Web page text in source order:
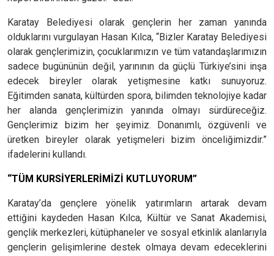
Karatay Belediyesi olarak gençlerin her zaman yanında
olduklarını vurgulayan Hasan Kılca, “Bizler Karatay Belediyesi
olarak gençlerimizin, çocuklarımızın ve tüm vatandaşlarımızın
sadece bugününün değil, yarınının da güçlü Türkiye’sini inşa
edecek bireyler olarak yetişmesine katkı sunuyoruz.
Eğitimden sanata, kültürden spora, bilimden teknolojiye kadar
her alanda gençlerimizin yanında olmayı sürdüreceğiz.
Gençlerimiz bizim her şeyimiz. Donanımlı, özgüvenli ve
üretken bireyler olarak yetişmeleri bizim önceliğimizdir.”
ifadelerini kullandı.
“TÜM KURSİYERLERİMİZİ KUTLUYORUM”
Karatay’da gençlere yönelik yatırımların artarak devam
ettiğini kaydeden Hasan Kılca, Kültür ve Sanat Akademisi,
gençlik merkezleri, kütüphaneler ve sosyal etkinlik alanlarıyla
gençlerin gelişimlerine destek olmaya devam edeceklerini